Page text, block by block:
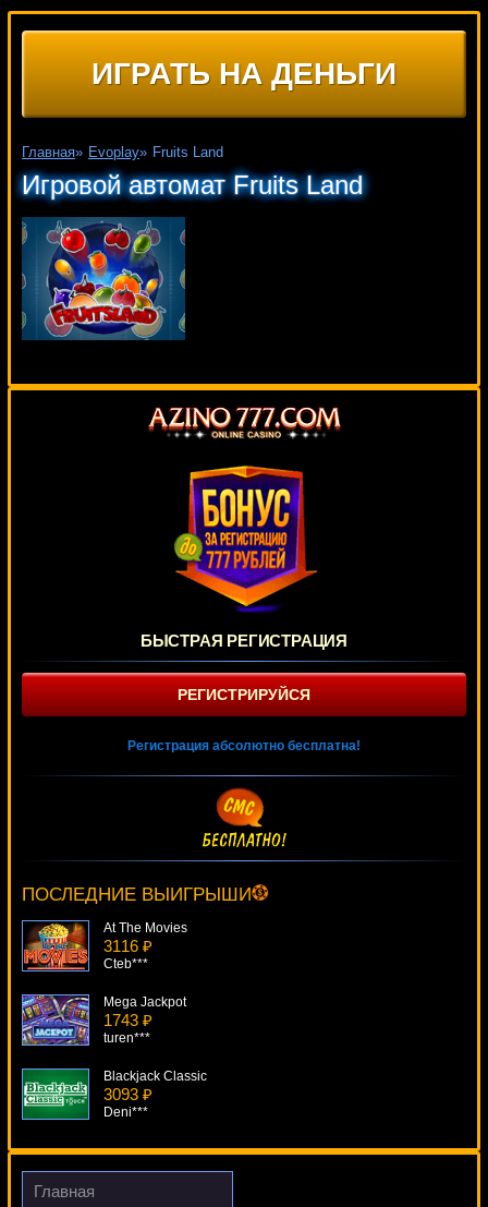
ИГРАТЬ НА ДЕНЬГИ
Главная» Evoplay» Fruits Land
Игровой автомат Fruits Land
БЫСТРАЯ РЕГИСТРАЦИЯ
РЕГИСТРИРУЙСЯ
Регистрация абсолютно бесплатна!
ПОСЛЕДНИЕ ВЫИГРЫШИ
verkhovod***
At The Movies
3116 ₽
Cteb***
Mega Jackpot
1743 ₽
turen***
Blackjack Classic
3093 ₽
Deni***
The Love Boat
111 ₽
Главная